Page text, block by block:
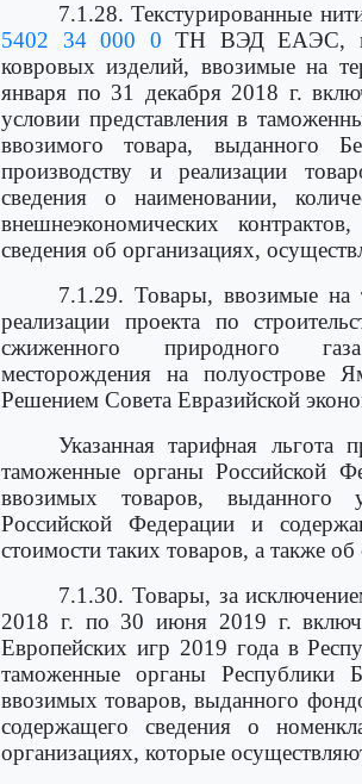
7.1.28. Текстурированные
5402 34 000 0 ТН ВЭД ЕАЭС,
ковровых изделий, ввозимые на
января по 31 декабря 2018 г.
условии представления в
ввозимого товара, выданного
производству и реализации
сведения о наименовании,
внешнеэкономических
сведения об организациях,
7.1.29. Товары, ввозимые на
реализации проекта по
сжиженного природного
месторождения на полуострове
Решением Совета Евразийской
Указанная тарифная льгота
таможенные органы Российской
ввозимых товаров, выданного
Российской Федерации и
стоимости таких товаров, а также
7.1.30. Товары, за
2018 г. по 30 июня 2019 г.
Европейских игр 2019 года в
таможенные органы Республики
ввозимых товаров, выданного
содержащего сведения о
организациях, которые